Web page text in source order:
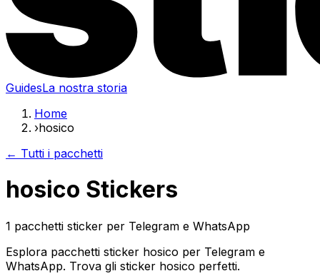
GuidesLa nostra storia
Home
›hosico
← Tutti i pacchetti
hosico Stickers
1 pacchetti sticker per Telegram e WhatsApp
Esplora pacchetti sticker hosico per Telegram e
WhatsApp. Trova gli sticker hosico perfetti.